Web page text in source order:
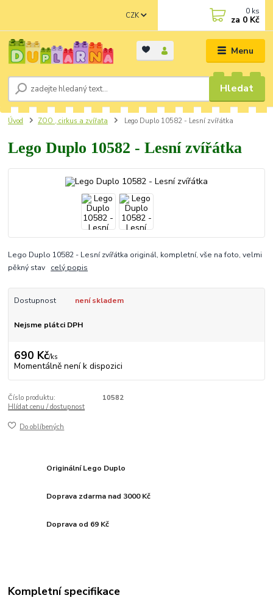
Menu
CZK
Hledat
0 ks
za 0 Kč
Úvod ZOO , cirkus a zvířata Lego Duplo 10582 - Lesní zvířátka
Lego Duplo 10582 - Lesní zvířátka
Lego Duplo 10582 - Lesní zvířátka originál, kompletní, vše na foto, velmi
pěkný stav celý popis
Dostupnost není skladem
Nejsme plátci DPH
690 Kč/ks
Momentálně není k dispozici
Číslo produktu:
10582
Hlídat cenu / dostupnost
Do oblíbených
Originální Lego Duplo
Doprava zdarma nad 3000 Kč
Doprava od 69 Kč
Kompletní specifikace